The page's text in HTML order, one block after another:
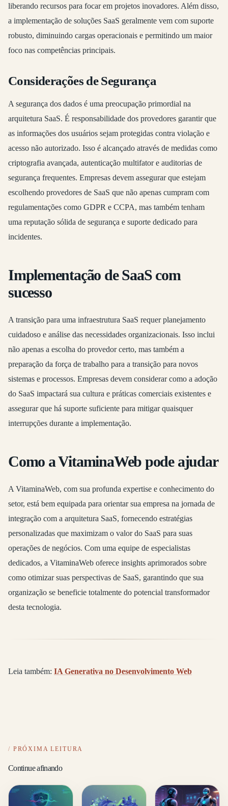
liberando recursos para focar em projetos inovadores. Além disso,
a implementação de soluções SaaS geralmente vem com suporte
robusto, diminuindo cargas operacionais e permitindo um maior
foco nas competências principais.
Considerações de Segurança
A segurança dos dados é uma preocupação primordial na
arquitetura SaaS. É responsabilidade dos provedores garantir que
as informações dos usuários sejam protegidas contra violação e
acesso não autorizado. Isso é alcançado através de medidas como
criptografia avançada, autenticação multifator e auditorias de
segurança frequentes. Empresas devem assegurar que estejam
escolhendo provedores de SaaS que não apenas cumpram com
regulamentações como GDPR e CCPA, mas também tenham
uma reputação sólida de segurança e suporte dedicado para
incidentes.
Implementação de SaaS com
sucesso
A transição para uma infraestrutura SaaS requer planejamento
cuidadoso e análise das necessidades organizacionais. Isso inclui
não apenas a escolha do provedor certo, mas também a
preparação da força de trabalho para a transição para novos
sistemas e processos. Empresas devem considerar como a adoção
do SaaS impactará sua cultura e práticas comerciais existentes e
assegurar que há suporte suficiente para mitigar quaisquer
interrupções durante a implementação.
Como a VitaminaWeb pode ajudar
A VitaminaWeb, com sua profunda expertise e conhecimento do
setor, está bem equipada para orientar sua empresa na jornada de
integração com a arquitetura SaaS, fornecendo estratégias
personalizadas que maximizam o valor do SaaS para suas
operações de negócios. Com uma equipe de especialistas
dedicados, a VitaminaWeb oferece insights aprimorados sobre
como otimizar suas perspectivas de SaaS, garantindo que sua
organização se beneficie totalmente do potencial transformador
desta tecnologia.
Leia também: IA Generativa no Desenvolvimento Web
PRÓXIMA LEITURA
Continue afinando